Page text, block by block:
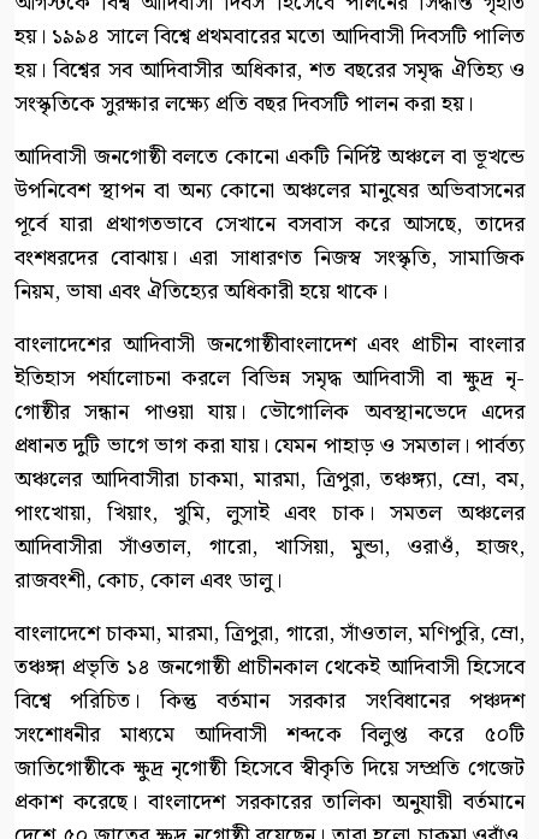
হয়। ১৯৯৪ সালে বিশ্বে প্রথমবারের মতো আদিবাসী দিবসটি পালিত
হয়। বিশ্বের সব আদিবাসীর অধিকার, শত বছরের সমৃদ্ধ ঐতিহ্য ও
সংস্কৃতিকে সুরক্ষার লক্ষ্যে প্রতি বছর দিবসটি পালন করা হয়।
আদিবাসী জনগোষ্ঠী বলতে কোনো একটি নির্দিষ্ট অঞ্চলে বা ভূখন্ডে
উপনিবেশ স্থাপন বা অন্য কোনো অঞ্চলের মানুষের অভিবাসনের
পূর্বে যারা প্রথাগতভাবে সেখানে বসবাস করে আসছে, তাদের
বংশধরদের বোঝায়। এরা সাধারণত নিজস্ব সংস্কৃতি, সামাজিক
নিয়ম, ভাষা এবং ঐতিহ্যের অধিকারী হয়ে থাকে।
বাংলাদেশের আদিবাসী জনগোষ্ঠীবাংলাদেশ এবং প্রাচীন বাংলার
ইতিহাস পর্যালোচনা করলে বিভিন্ন সমৃদ্ধ আদিবাসী বা ক্ষুদ্র নৃ-
গোষ্ঠীর সন্ধান পাওয়া যায়। ভৌগোলিক অবস্থানভেদে এদের
প্রধানত দুটি ভাগে ভাগ করা যায়। যেমন পাহাড় ও সমতাল। পার্বত্য
অঞ্চলের আদিবাসীরা চাকমা, মারমা, ত্রিপুরা, তঞ্চঙ্গ্যা, ম্রো, বম,
পাংখোয়া, খিয়াং, খুমি, লুসাই এবং চাক। সমতল অঞ্চলের
আদিবাসীরা সাঁওতাল, গারো, খাসিয়া, মুন্ডা, ওরাওঁ, হাজং,
রাজবংশী, কোচ, কোল এবং ডালু।
বাংলাদেশে চাকমা, মারমা, ত্রিপুরা, গারো, সাঁওতাল, মণিপুরি, ম্রো,
তঞ্চঙ্গা প্রভৃতি ১৪ জনগোষ্ঠী প্রাচীনকাল থেকেই আদিবাসী হিসেবে
বিশ্বে পরিচিত। কিন্তু বর্তমান সরকার সংবিধানের পঞ্চদশ
সংশোধনীর মাধ্যমে আদিবাসী শব্দকে বিলুপ্ত করে ৫০টি
জাতিগোষ্ঠীকে ক্ষুদ্র নৃগোষ্ঠী হিসেবে স্বীকৃতি দিয়ে সম্প্রতি গেজেট
প্রকাশ করেছে। বাংলাদেশ সরকারের তালিকা অনুযায়ী বর্তমানে